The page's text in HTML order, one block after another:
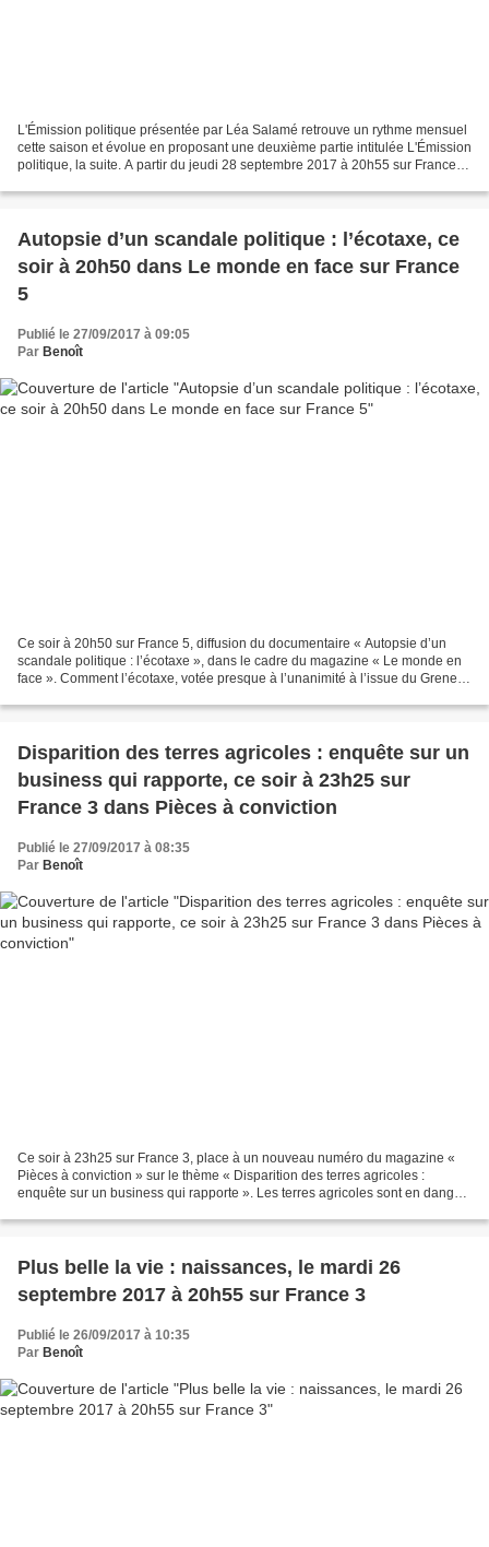
L'Émission politique présentée par Léa Salamé retrouve un rythme mensuel
cette saison et évolue en proposant une deuxième partie intitulée L'Émission
politique, la suite. A partir du jeudi 28 septembre 2017 à 20h55 sur France 2.
Autopsie d’un scandale politique : l’écotaxe, ce
soir à 20h50 dans Le monde en face sur France
5
Publié le 27/09/2017 à 09:05
Par Benoît
Ce soir à 20h50 sur France 5, diffusion du documentaire « Autopsie d’un
scandale politique : l’écotaxe », dans le cadre du magazine « Le monde en
face ». Comment l’écotaxe, votée presque à l’unanimité à l’issue du Grenelle
Disparition des terres agricoles : enquête sur un
business qui rapporte, ce soir à 23h25 sur
France 3 dans Pièces à conviction
Publié le 27/09/2017 à 08:35
Par Benoît
Ce soir à 23h25 sur France 3, place à un nouveau numéro du magazine «
Pièces à conviction » sur le thème « Disparition des terres agricoles :
enquête sur un business qui rapporte ». Les terres agricoles sont en danger
Plus belle la vie : naissances, le mardi 26
septembre 2017 à 20h55 sur France 3
Publié le 26/09/2017 à 10:35
Par Benoît